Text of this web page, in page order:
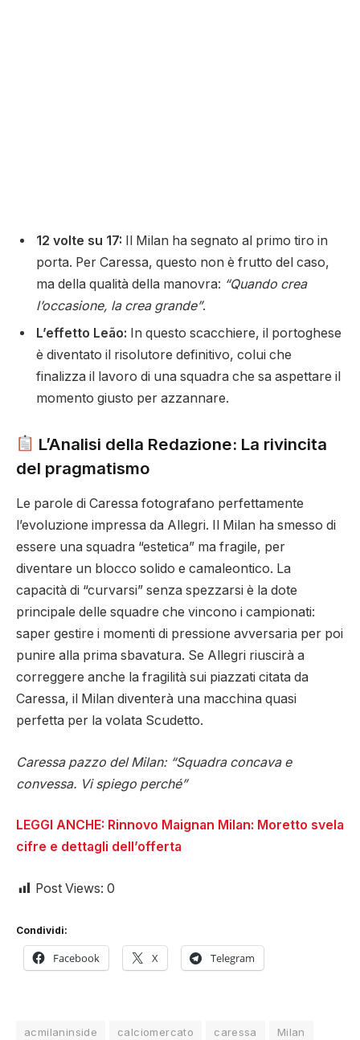
12 volte su 17: Il Milan ha segnato al primo tiro in
porta. Per Caressa, questo non è frutto del caso,
ma della qualità della manovra: “Quando crea
l’occasione, la crea grande”.
L’effetto Leão: In questo scacchiere, il portoghese
è diventato il risolutore definitivo, colui che
finalizza il lavoro di una squadra che sa aspettare il
momento giusto per azzannare.
L’Analisi della Redazione: La rivincita
del pragmatismo
Le parole di Caressa fotografano perfettamente
l’evoluzione impressa da Allegri. Il Milan ha smesso di
essere una squadra “estetica” ma fragile, per
diventare un blocco solido e camaleontico. La
capacità di “curvarsi” senza spezzarsi è la dote
principale delle squadre che vincono i campionati:
saper gestire i momenti di pressione avversaria per poi
punire alla prima sbavatura. Se Allegri riuscirà a
correggere anche la fragilità sui piazzati citata da
Caressa, il Milan diventerà una macchina quasi
perfetta per la volata Scudetto.
Caressa pazzo del Milan: “Squadra concava e
convessa. Vi spiego perché”
LEGGI ANCHE: Rinnovo Maignan Milan: Moretto svela
cifre e dettagli dell’offerta
Post Views: 0
Condividi:
Facebook X Telegram
acmilaninside calciomercato caressa
Milan